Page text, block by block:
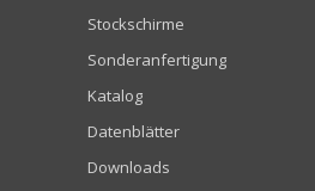
Stockschirme
Sonderanfertigung
Katalog
Datenblätter
Downloads